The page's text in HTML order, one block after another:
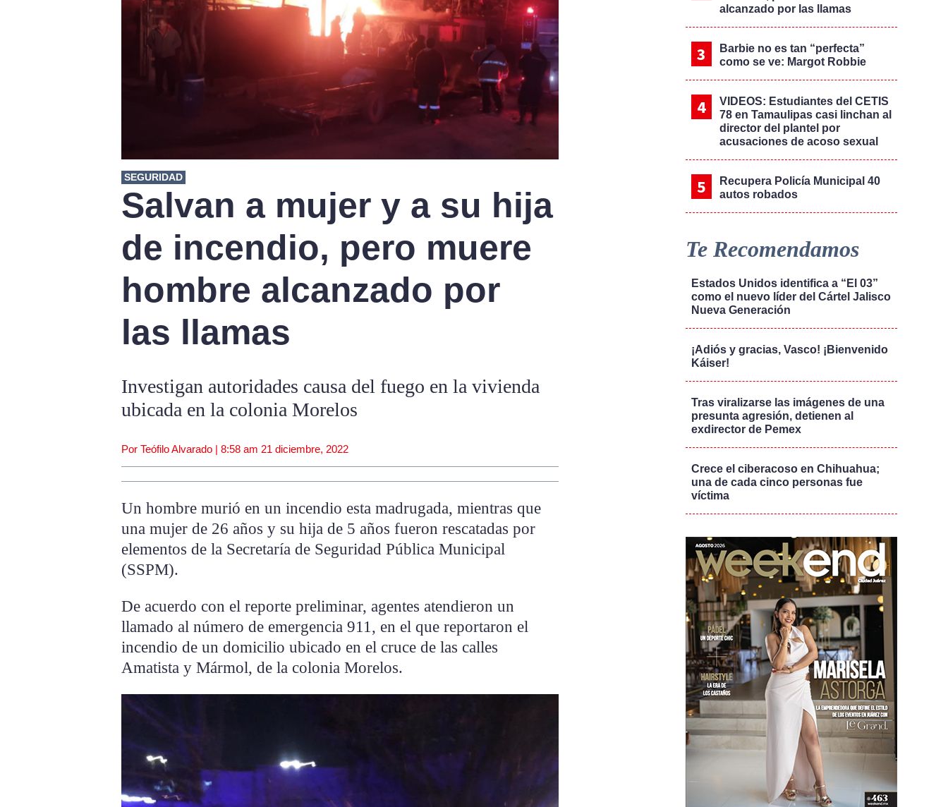
SEGURIDAD
Salvan a mujer y a su hija
de incendio, pero muere
hombre alcanzado por
las llamas
Investigan autoridades causa del fuego en la vivienda
ubicada en la colonia Morelos
Por Teófilo Alvarado | 8:58 am 21 diciembre, 2022
Un hombre murió en un incendio esta madrugada, mientras que
una mujer de 26 años y su hija de 5 años fueron rescatadas por
elementos de la Secretaría de Seguridad Pública Municipal
(SSPM).
De acuerdo con el reporte preliminar, agentes atendieron un
llamado al número de emergencia 911, en el que reportaron el
incendio de un domicilio ubicado en el cruce de las calles
Amatista y Mármol, de la colonia Morelos.
alcanzado por las llamas
Barbie no es tan “perfecta”
como se ve: Margot Robbie
VIDEOS: Estudiantes del CETIS
78 en Tamaulipas casi linchan al
director del plantel por
acusaciones de acoso sexual
Recupera Policía Municipal 40
autos robados
Te Recomendamos
Estados Unidos identifica a “El 03”
como el nuevo líder del Cártel Jalisco
Nueva Generación
¡Adiós y gracias, Vasco! ¡Bienvenido
Káiser!
Tras viralizarse las imágenes de una
presunta agresión, detienen al
exdirector de Pemex
Crece el ciberacoso en Chihuahua;
una de cada cinco personas fue
víctima